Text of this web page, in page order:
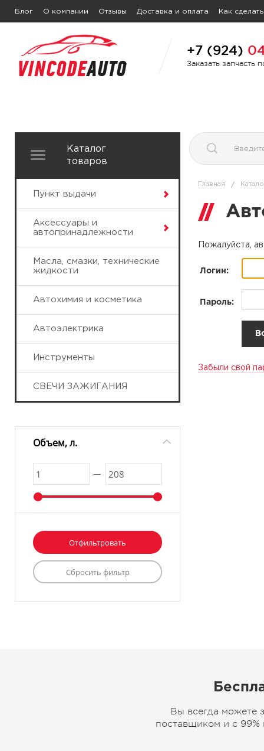
Блог О компании Отзывы Доставка и оплата Как
+7 (924)
Заказать запчасть
Каталог
товаров
Пункт выдачи
Аксессуары и
автопринадлежности
Масла, смазки, технические
жидкости
Автохимия и косметика
Автоэлектрика
Инструменты
СВЕЧИ ЗАЖИГАНИЯ
Объем, л.
Главная /
Пожалуйста,
Логин:
Пароль:
Забыли свой
Вы всегда можете
поставщиком и с 99%